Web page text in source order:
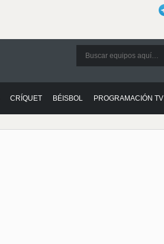
CRÍQUET BÉISBOL PROGRAMACIÓN TV